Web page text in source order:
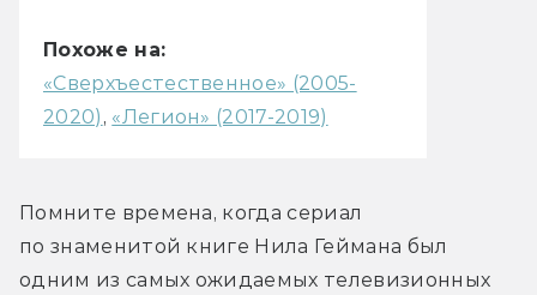
Похоже на:
«Сверхъестественное» (2005-
2020) , «Легион» (2017-2019)
Помните времена, когда сериал
по знаменитой книге Нила Геймана был
одним из самых ожидаемых телевизионных